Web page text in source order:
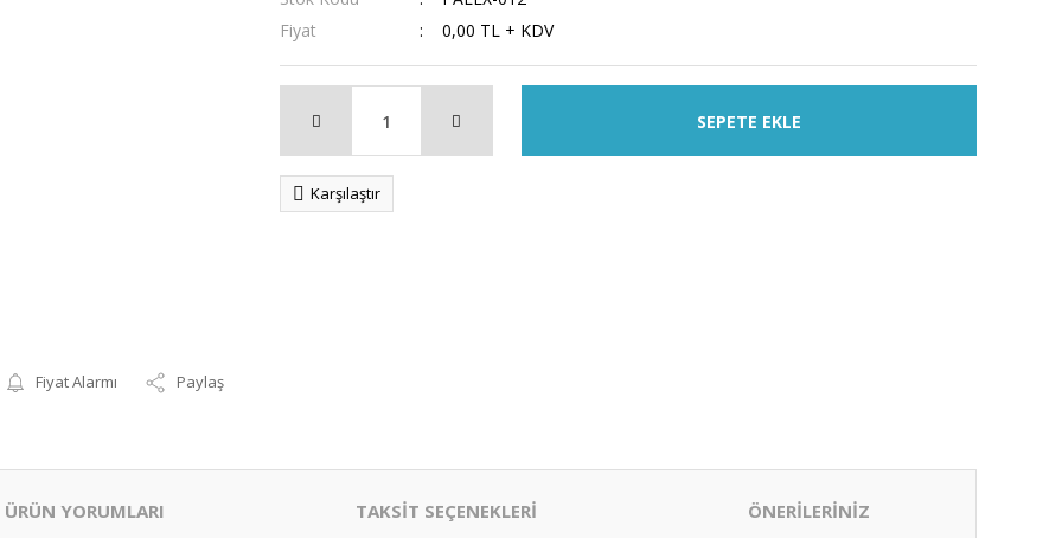
Fiyat Alarmı Paylaş
Fiyat
0,00 TL + KDV
SEPETE EKLE
Karşılaştır
ÜRÜN YORUMLARI TAKSİT SEÇENEKLERİ ÖNERİLERİNİZ